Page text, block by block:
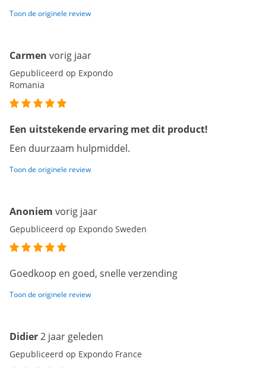
Toon de originele review
Carmen vorig jaar
Gepubliceerd op Expondo
Romania
Een uitstekende ervaring met dit product!
Een duurzaam hulpmiddel.
Toon de originele review
Anoniem vorig jaar
Gepubliceerd op Expondo Sweden
Goedkoop en goed, snelle verzending
Toon de originele review
Didier2 jaar geleden
Gepubliceerd op Expondo France